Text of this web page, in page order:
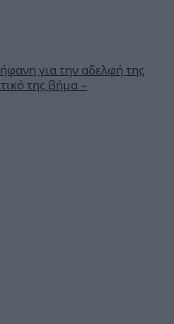
για την αδελφή της
της βήμα –